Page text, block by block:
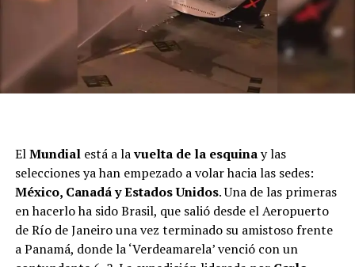
ElMundial está a lavuelta de la esquinay las
selecciones ya han empezado a volar hacia las sedes:
México, Canadá y Estados Unidos. Una de las primeras
en hacerlo ha sido Brasil, que salió desde el Aeropuerto
de Río de Janeiro una vez terminado su amistoso frente
a Panamá, donde la ‘Verdeamarela’ venció con un